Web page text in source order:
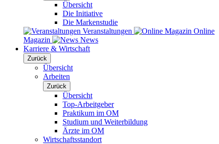
Übersicht
Die Initiative
Die Markenstudie
Veranstaltungen
Online
Magazin
News
Karriere & Wirtschaft
Zurück
Übersicht
Arbeiten
Zurück
Übersicht
Top-Arbeitgeber
Praktikum im OM
Studium und Weiterbildung
Ärzte im OM
Wirtschaftsstandort